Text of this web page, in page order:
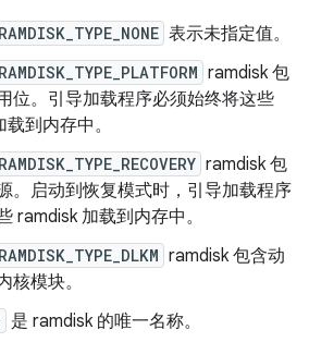
表示未指定值。
ramdisk 包
位。引导加载程序必须始终将这些
到内存中。
ramdisk 包
。启动到恢复模式时，引导加载程序
ramdisk 加载到内存中。
ramdisk 包含动
核模块。
是 ramdisk 的唯一名称。